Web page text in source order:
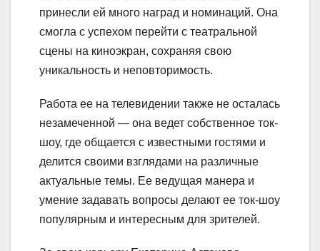
принесли ей много наград и номинаций. Она
смогла с успехом перейти с театральной
сцены на киноэкран, сохраняя свою
уникальность и неповторимость.
Работа ее на телевидении также не осталась
незамеченной — она ведет собственное ток-
шоу, где общается с известными гостями и
делится своими взглядами на различные
актуальные темы. Ее ведущая манера и
умение задавать вопросы делают ее ток-шоу
популярным и интересным для зрителей.